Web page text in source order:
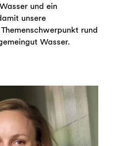
und ein
unsere
rund
Wasser.